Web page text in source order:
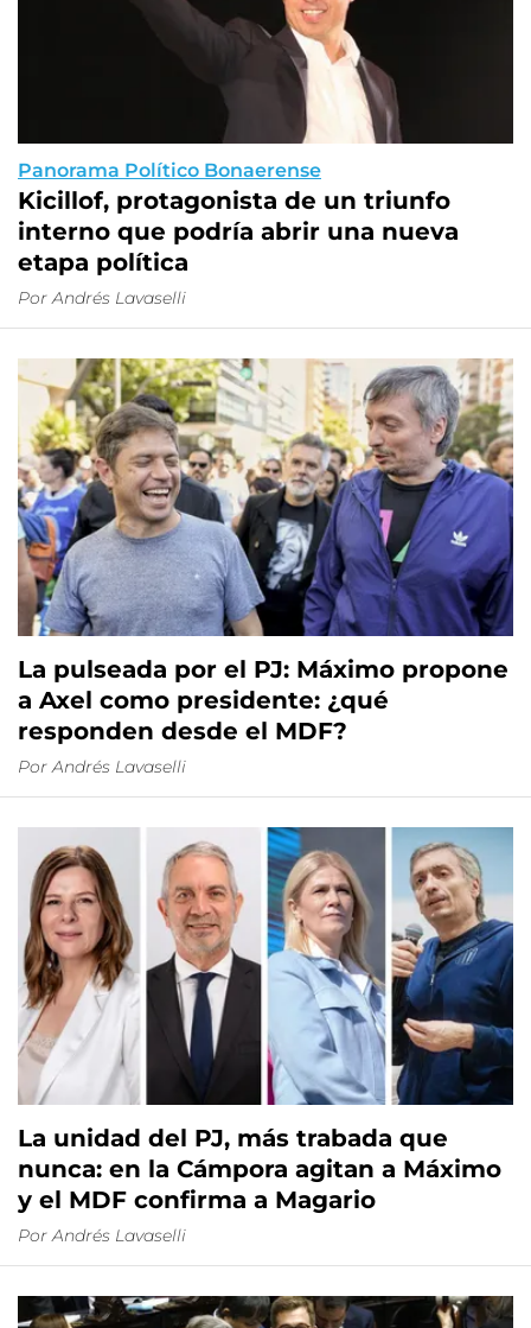
Panorama Político Bonaerense
Kicillof, protagonista de un triunfo
interno que podría abrir una nueva
etapa política
Por Andrés Lavaselli
La pulseada por el PJ: Máximo propone
a Axel como presidente: ¿qué
responden desde el MDF?
Por Andrés Lavaselli
La unidad del PJ, más trabada que
nunca: en la Cámpora agitan a Máximo
y el MDF confirma a Magario
Por Andrés Lavaselli